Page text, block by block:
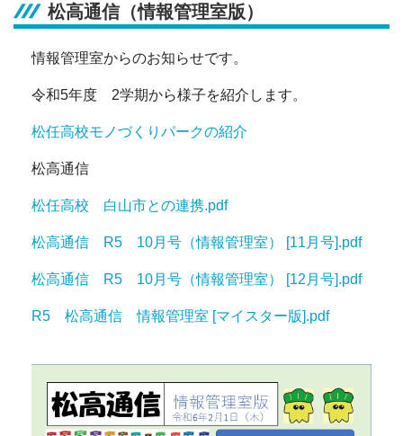
松高通信（情報管理室版）
情報管理室からのお知らせです。
令和5年度 2学期から様子を紹介します。
松任高校モノづくりパークの紹介
松高通信
松任高校 白山市との連携.pdf
松高通信 R5 10月号（情報管理室） [11月号].pdf
松高通信 R5 10月号（情報管理室） [12月号].pdf
R5 松高通信 情報管理室 [マイスター版].pdf